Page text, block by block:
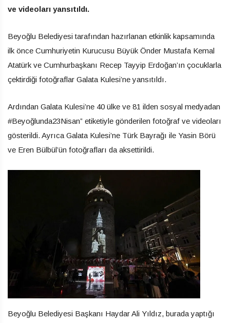
ve videoları yansıtıldı.
Beyoğlu Belediyesi tarafından hazırlanan etkinlik kapsamında
ilk önce Cumhuriyetin Kurucusu Büyük Önder Mustafa Kemal
Atatürk ve Cumhurbaşkanı Recep Tayyip Erdoğan’ın çocuklarla
çektirdiği fotoğraflar Galata Kulesi’ne yansıtıldı.
Ardından Galata Kulesi’ne 40 ülke ve 81 ilden sosyal medyadan
#Beyoğlunda23Nisan” etiketiyle gönderilen fotoğraf ve videoları
gösterildi. Ayrıca Galata Kulesi’ne Türk Bayrağı ile Yasin Börü
ve Eren Bülbül’ün fotoğrafları da aksettirildi.
Beyoğlu Belediyesi Başkanı Haydar Ali Yıldız, burada yaptığı